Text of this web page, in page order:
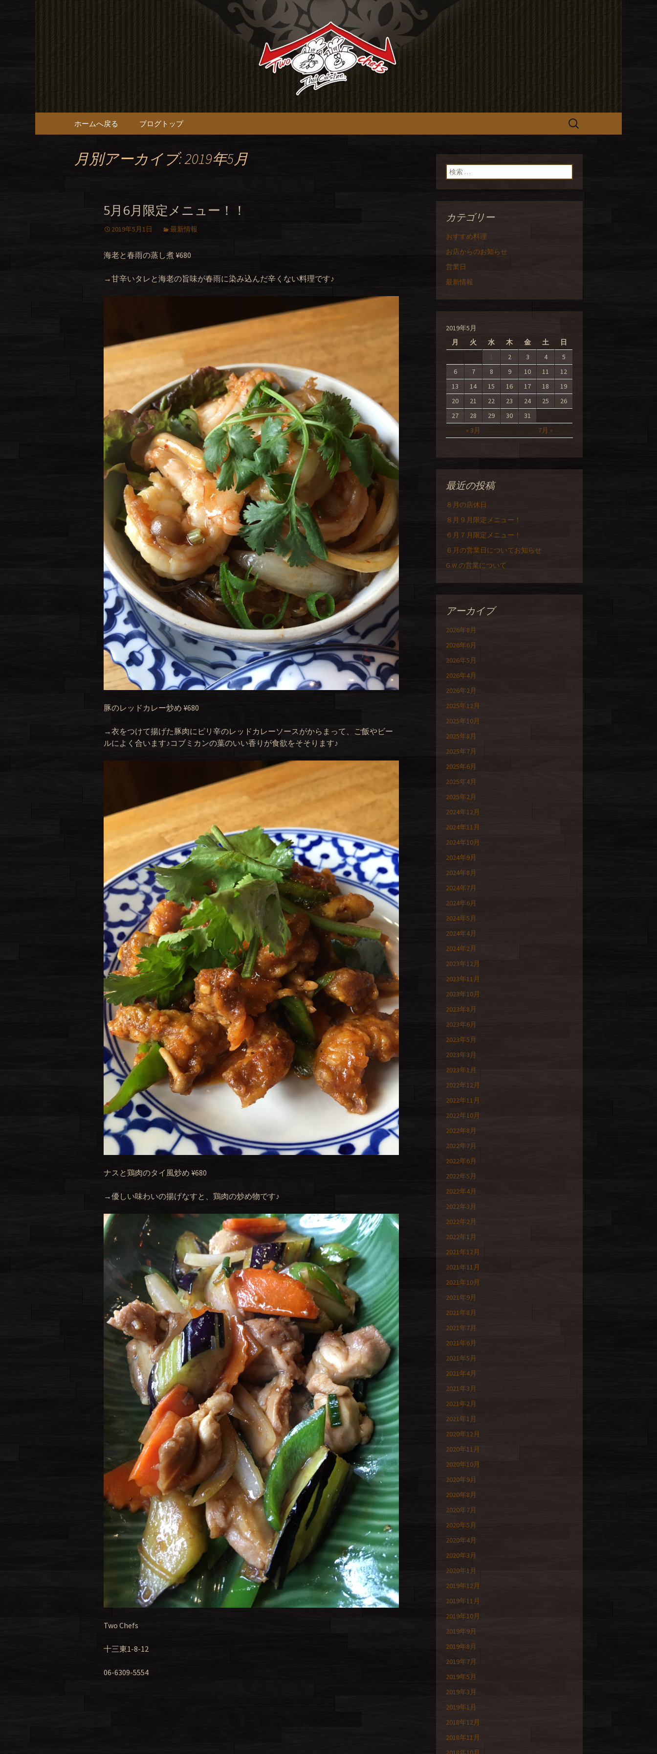
十三の本格タイ料理【tow chefs】のオフ
ィシャルブログ
十三の本格タイ料理【tow chefs】のオフィシャルブログ
コンテンツへ移動
ホームへ戻る ブログトップ
検
月別アーカイブ: 2019年5月
5月6月限定メニュー！！
2019年5月1日 最新情報
海老と春雨の蒸し煮 ¥680
→甘辛いタレと海老の旨味が春雨に染み込んだ辛くない料理です♪
豚のレッドカレー炒め ¥680
→衣をつけて揚げた豚肉にピリ辛のレッドカレーソースがからまって、ご飯やビー
ルによく合います♪コブミカンの葉のいい香りが食欲をそそります♪
ナスと鶏肉のタイ風炒め ¥680
→優しい味わいの揚げなすと、鶏肉の炒め物です♪
Two Chefs
十三東1-8-12
06-6309-5554
検索:
カテゴリー
おすすめ料理
お店からのお知らせ
営業日
最新情報
2019年5月
月
火 水 木 金 土 日
« 3月 7月 »
1 2 3 4
5
6
7 8 9 10 11
12
13
14 15 16 17 18
19
20
21 22 23 24 25
26
27
28 29 30 31
最近の投稿
８月の店休日
８月９月限定メニュー！
６月７月限定メニュー！
６月の営業日についてお知らせ
G.W.の営業について
アーカイブ
2026年8月
2026年6月
2026年5月
2026年4月
2026年2月
2025年12月
2025年10月
2025年8月
2025年7月
2025年6月
2025年4月
2025年2月
2024年12月
2024年11月
2024年10月
2024年9月
2024年8月
2024年7月
2024年6月
2024年5月
2024年4月
2024年2月
2023年12月
2023年11月
2023年10月
2023年8月
2023年6月
2023年5月
2023年3月
2023年1月
2022年12月
2022年11月
2022年10月
2022年8月
2022年7月
2022年6月
2022年5月
2022年4月
2022年3月
2022年2月
2022年1月
2021年12月
2021年11月
2021年10月
2021年9月
2021年8月
2021年7月
2021年6月
2021年5月
2021年4月
2021年3月
2021年2月
2021年1月
2020年12月
2020年11月
2020年10月
2020年9月
2020年8月
2020年7月
2020年5月
2020年4月
2020年3月
2020年1月
2019年12月
2019年11月
2019年10月
2019年9月
2019年8月
2019年7月
2019年5月
2019年3月
2019年1月
2018年12月
2018年11月